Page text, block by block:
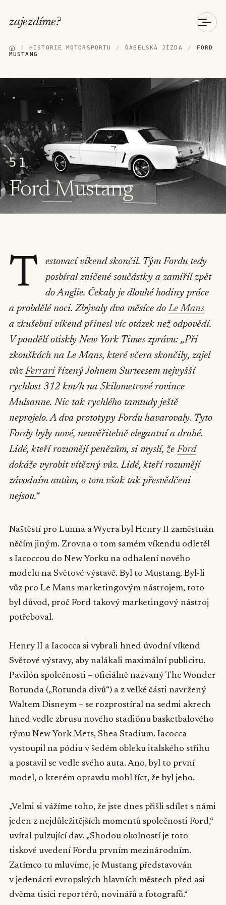
zajezdíme?
/ HISTORIE MOTORSPORTU / ĎÁBELSKÁ JÍZDA /
FORD
MUSTANG
51
Ford Mustang
T
estovací víkend skončil. Tým Fordu tedy
posbíral zničené součástky a zamířil zpět
do Anglie. Čekaly je dlouhé hodiny práce
a probdělé noci. Zbývaly dva měsíce doLe Mans
a zkušební víkend přinesl víc otázek než odpovědí.
V pondělí otisklyNew York Times zprávu: „Při
zkouškách na Le Mans, které včera skončily, zajel
vůzFerrariřízený Johnem Surteesem nejvyšší
rychlost 312 km/h na 5kilometrové rovince
Mulsanne. Nic tak rychlého tamtudy ještě
neprojelo. A dva prototypy Fordu havarovaly. Tyto
Fordy byly nové, neuvěřitelně elegantní a drahé.
Lidé, kteří rozumějí penězům, si myslí, žeFord
dokáže vyrobit vítězný vůz. Lidé, kteří rozumějí
závodním autům, o tom však tak přesvědčeni
nejsou.“
Naštěstí pro Lunna a Wyera byl Henry II zaměstnán
něčím jiným. Zrovna o tom samém víkendu odletěl
s Iacoccou do New Yorku na odhalení nového
modelu na Světové výstavě. Byl to Mustang. Byl-li
vůz pro Le Mans marketingovým nástrojem, toto
byl důvod, proč Ford takový marketingový nástroj
potřeboval.
Henry II a Iacocca si vybrali hned úvodní víkend
Světové výstavy, aby nalákali maximální publicitu.
Pavilón společnosti – oficiálně nazvaný The Wonder
Rotunda („Rotunda divů“) a z velké části navržený
Waltem Disneym – se rozprostíral na sedmi akrech
hned vedle zbrusu nového stadiónu basketbalového
týmu New York Mets, Shea Stadium. Iacocca
vystoupil na pódiu v šedém obleku italského střihu
a postavil se vedle svého auta. Ano, byl to první
model, o kterém opravdu mohl říct, že byl jeho.
„Velmi si vážíme toho, že jste dnes přišli sdílet s námi
jeden z nejdůležitějších momentů společnosti Ford,“
uvítal pulzující dav. „Shodou okolností je toto
tiskové uvedení Fordu prvním mezinárodním.
Zatímco tu mluvíme, je Mustang představován
v jedenácti evropských hlavních městech před asi
dvěma tisíci reportérů, novinářů a fotografů.“